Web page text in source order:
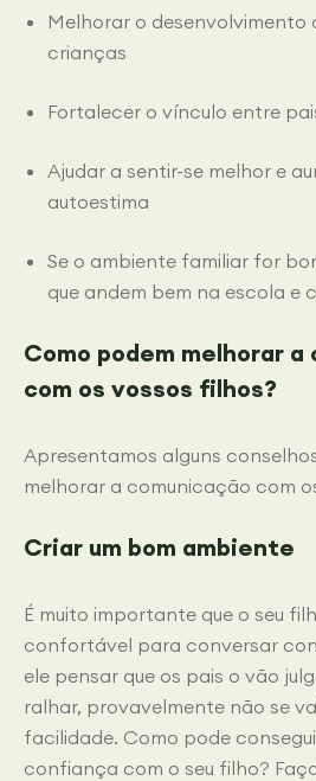
Melhorar o desenvolvimento
crianças
Fortalecer o vínculo entre
Ajudar a sentir-se melhor e
autoestima
Se o ambiente familiar for
que andem bem na escola e
Como podem melhorar a
com os vossos filhos?
Apresentamos alguns
melhorar a comunicação com
Criar um bom ambiente
É muito importante que o seu
confortável para conversar
ele pensar que os pais o vão
ralhar, provavelmente não se
facilidade. Como pode
confiança com o seu filho?